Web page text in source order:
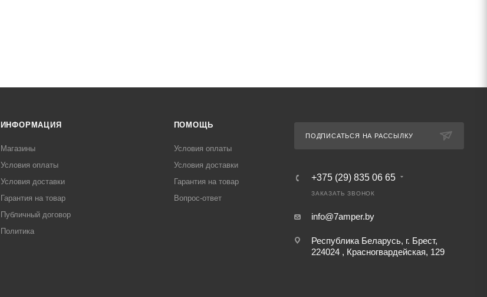
ИНФОРМАЦИЯ
Магазины
Условия оплаты
Условия доставки
Гарантия на товар
Публичный договор
Политика
ПОМОЩЬ
Условия оплаты
Условия доставки
Гарантия на товар
Вопрос-ответ
ПОДПИСАТЬСЯ НА РАССЫЛКУ
+375 (29) 835 06 65
ЗАКАЗАТЬ ЗВОНОК
info@7amper.by
Республика Беларусь, г. Брест,
224024 , Красногвардейская, 129